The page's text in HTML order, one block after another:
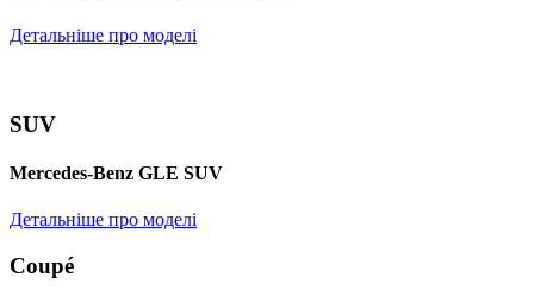
Детальніше про моделі
SUV
Mercedes-Benz GLE SUV
Детальніше про моделі
Coupé